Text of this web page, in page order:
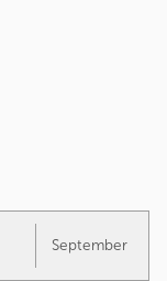
September